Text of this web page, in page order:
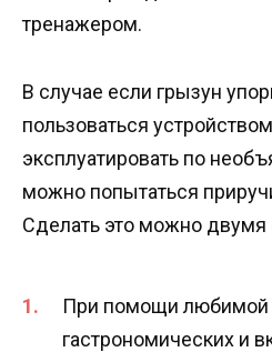
тренажером.
В случае если грызун
пользоваться
эксплуатировать по
можно попытаться
Сделать это можно двумя
При помощи любимой
гастрономических и